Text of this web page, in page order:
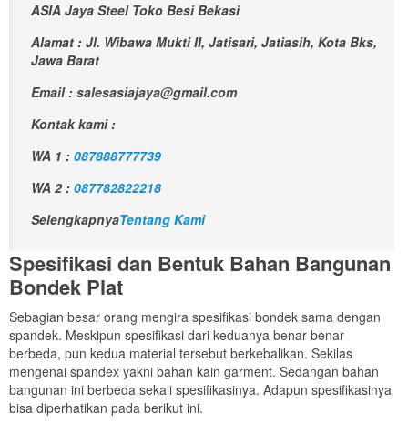
ASIA Jaya Steel Toko Besi Bekasi
Alamat : Jl. Wibawa Mukti II, Jatisari, Jatiasih, Kota Bks,
Jawa Barat
Email : salesasiajaya@gmail.com
Kontak kami :
WA 1 : 087888777739
WA 2 : 087782822218
SelengkapnyaTentang Kami
Spesifikasi dan Bentuk Bahan Bangunan
Bondek Plat
Sebagian besar orang mengira spesifikasi bondek sama dengan
spandek. Meskipun spesifikasi dari keduanya benar-benar
berbeda, pun kedua material tersebut berkebalikan. Sekilas
mengenai spandex yakni bahan kain garment. Sedangan bahan
bangunan ini berbeda sekali spesifikasinya. Adapun spesifikasinya
bisa diperhatikan pada berikut ini.